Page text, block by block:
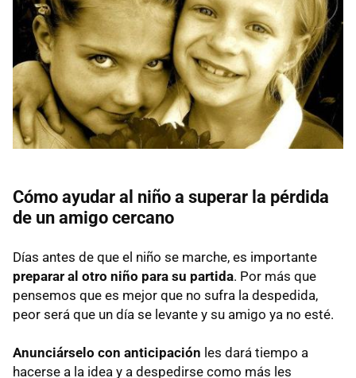
Cómo ayudar al niño a superar la pérdida
de un amigo cercano
Días antes de que el niño se marche, es importante
preparar al otro niño para su partida. Por más que
pensemos que es mejor que no sufra la despedida,
peor será que un día se levante y su amigo ya no esté.
Anunciárselo con anticipación les dará tiempo a
hacerse a la idea y a despedirse como más les